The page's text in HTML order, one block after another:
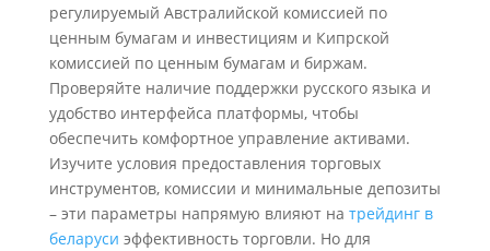
регулируемый Австралийской комиссией по
ценным бумагам и инвестициям и Кипрской
комиссией по ценным бумагам и биржам.
Проверяйте наличие поддержки русского языка и
удобство интерфейса платформы, чтобы
обеспечить комфортное управление активами.
Изучите условия предоставления торговых
инструментов, комиссии и минимальные депозиты
– эти параметры напрямую влияют на трейдинг в
беларуси эффективность торговли. Но для